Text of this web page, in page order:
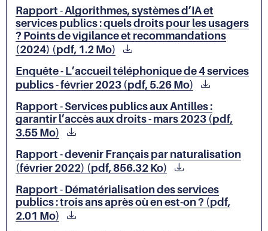
Rapport - Algorithmes, systèmes d’IA et
services publics : quels droits pour les usagers
? Points de vigilance et recommandations
(2024) (pdf, 1.2 Mo)
Enquête - L’accueil téléphonique de 4 services
publics - février 2023 (pdf, 5.26 Mo)
Rapport - Services publics aux Antilles :
garantir l’accès aux droits - mars 2023 (pdf,
3.55 Mo)
Rapport - devenir Français par naturalisation
(février 2022) (pdf, 856.32 Ko)
Rapport - Dématérialisation des services
publics : trois ans après où en est-on ? (pdf,
2.01 Mo)